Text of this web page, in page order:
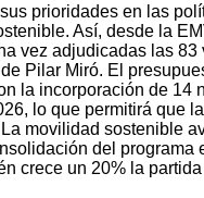
prioridades en las
Así, desde la
vez adjudicadas las
Pilar Miró. El
la incorporación de 14
lo que permitirá que
movilidad sostenible
del programa
crece un 20% la